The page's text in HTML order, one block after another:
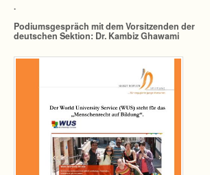
.
Podi­ums­ge­spräch mit dem Vor­sit­zen­den der
deut­schen Sek­tion: Dr. Kam­biz Ghawami